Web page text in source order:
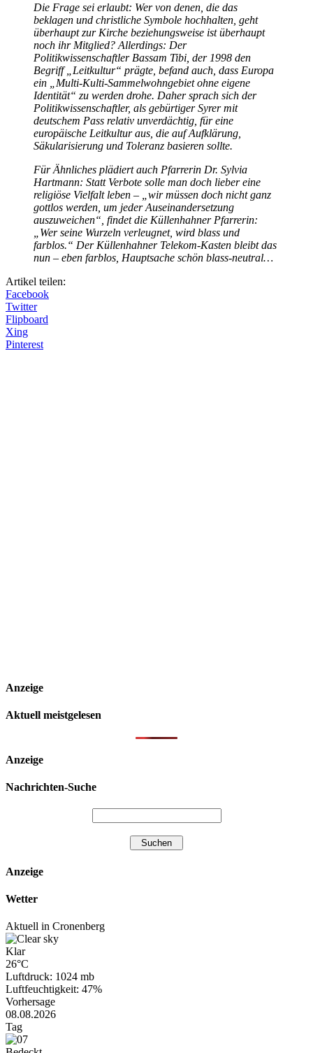
Die Frage sei erlaubt: Wer von denen, die das
beklagen und christliche Symbole hochhalten, geht
überhaupt zur Kirche beziehungsweise ist überhaupt
noch ihr Mitglied? Allerdings: Der
Politikwissenschaftler Bassam Tibi, der 1998 den
Begriff „Leitkultur“ prägte, befand auch, dass Europa
ein „Multi-Kulti-Sammelwohngebiet ohne eigene
Identität“ zu werden drohe. Daher sprach sich der
Politikwissenschaftler, als gebürtiger Syrer mit
deutschem Pass relativ unverdächtig, für eine
europäische Leitkultur aus, die auf Aufklärung,
Säkularisierung und Toleranz basieren sollte.
Für Ähnliches plädiert auch Pfarrerin Dr. Sylvia
Hartmann: Statt Verbote solle man doch lieber eine
religiöse Vielfalt leben – „wir müssen doch nicht ganz
gottlos werden, um jeder Auseinandersetzung
auszuweichen“, findet die Küllenhahner Pfarrerin:
„Wer seine Wurzeln verleugnet, wird blass und
farblos.“ Der Küllenhahner Telekom-Kasten bleibt das
nun – eben farblos, Hauptsache schön blass-neutral…
Artikel teilen:
Facebook
Twitter
Flipboard
Xing
Pinterest
Anzeige
Aktuell meistgelesen
Anzeige
Nachrichten-Suche
Anzeige
Wetter
Aktuell in Cronenberg
Klar
26°C
Luftdruck: 1024 mb
Luftfeuchtigkeit: 47%
Vorhersage
08.08.2026
Tag